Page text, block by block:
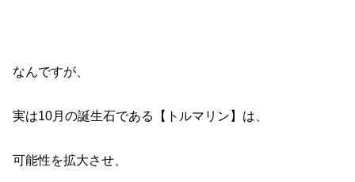
なんですが、
実は10月の誕生石である【トルマリン】は、
可能性を拡大させ、